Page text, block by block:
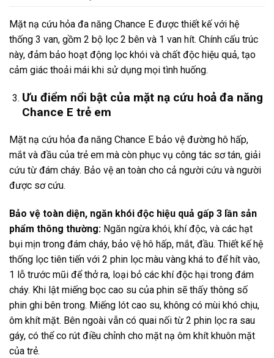
Mặt nạ cứu hỏa đa năng Chance E được thiết kế với hệ
thống 3 van, gồm 2 bộ lọc 2 bên và 1 van hít. Chính cấu trúc
này, đảm bảo hoạt động lọc khói và chất độc hiệu quả, tạo
cảm giác thoải mái khi sử dụng mọi tình huống.
Ưu điểm nổi bật của mặt nạ cứu hoả đa năng
Chance E trẻ em
Mặt nạ cứu hỏa đa năng Chance E bảo vệ đường hô hấp,
mắt và đầu của trẻ em mà còn phục vụ công tác sơ tán, giải
cứu từ đám cháy. Bảo vệ an toàn cho cả người cứu và người
được sơ cứu.
Bảo vệ toàn diện, ngăn khói độc hiệu quả gấp 3 lần sản
phẩm thông thường: Ngăn ngừa khói, khí độc, và các hạt
bụi mịn trong đám cháy, bảo vệ hô hấp, mắt, đầu. Thiết kế hệ
thống lọc tiên tiến với 2 phin lọc màu vàng khá to để hít vào,
1 lỗ trước mũi để thở ra, loại bỏ các khí độc hại trong đám
cháy. Khi lật miếng bọc cao su của phin sẽ thấy thông số
phin ghi bên trong. Miếng lót cao su, không có mùi khó chịu,
ôm khít mặt. Bên ngoài vẫn có quai nối từ 2 phin lọc ra sau
gáy, có thể co rút điều chỉnh cho mặt nạ ôm khít khuôn mặt
của trẻ.